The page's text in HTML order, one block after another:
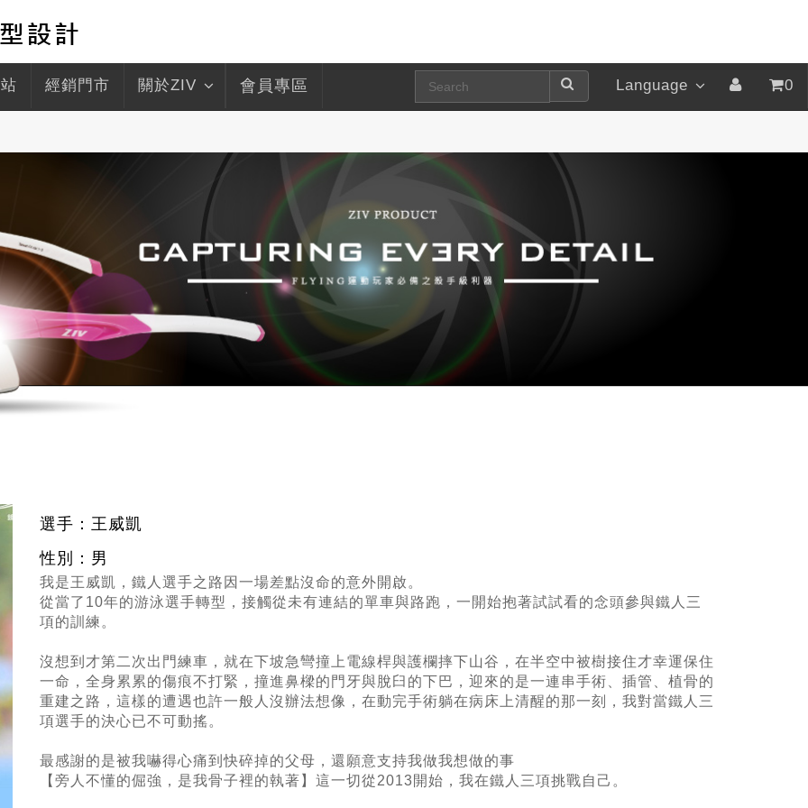
經銷門市 關於ZIV 會員專區 Language 0
選手：王威凱
性別：男
我是王威凱，鐵人選手之路因一場差點沒命的意外開啟。
從當了10年的游泳選手轉型，接觸從未有連結的單車與路跑，一開始抱著試試看的念頭參與鐵人三
項的訓練。
沒想到才第二次出門練車，就在下坡急彎撞上電線桿與護欄摔下山谷，在半空中被樹接住才幸運保住
一命，全身累累的傷痕不打緊，撞進鼻樑的門牙與脫臼的下巴，迎來的是一連串手術、插管、植骨的
重建之路，這樣的遭遇也許一般人沒辦法想像，在動完手術躺在病床上清醒的那一刻，我對當鐵人三
項選手的決心已不可動搖。
最感謝的是被我嚇得心痛到快碎掉的父母，還願意支持我做我想做的事
【旁人不懂的倔強，是我骨子裡的執著】這一切從2013開始，我在鐵人三項挑戰自己。